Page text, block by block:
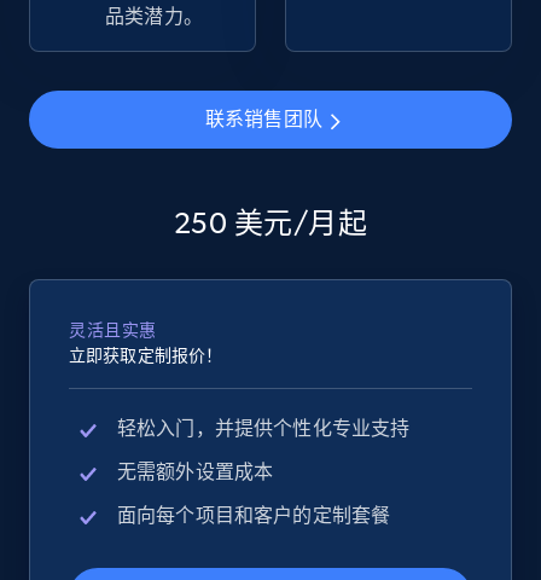
eBay - Collect products from shops on eBay
URL, Product id, Title, Seller name, Seller rating,
eBay - Collect records by category
Seller reviews, Breadcrumbs, Root category, and
2.5K+ 359+ 立即开始
品类潜力。
联系销售团队
250 美元/月起
灵活且实惠
立即获取定制报价！
轻松入门，并提供个性化专业支持
无需额外设置成本
面向每个项目和客户的定制套餐